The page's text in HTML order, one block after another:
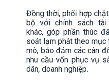
Đồng thời, phối hợp
bộ với chính sách
khác, góp phần thúc
soát lạm phát theo mục
mô, bảo đảm các cân
nhu cầu vốn phục vụ
dân, doanh nghiệp.